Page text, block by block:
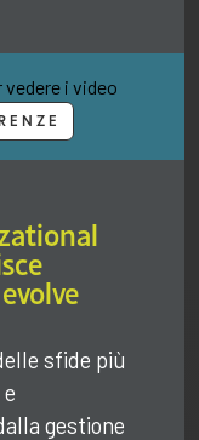
i video
sfide più
gestione